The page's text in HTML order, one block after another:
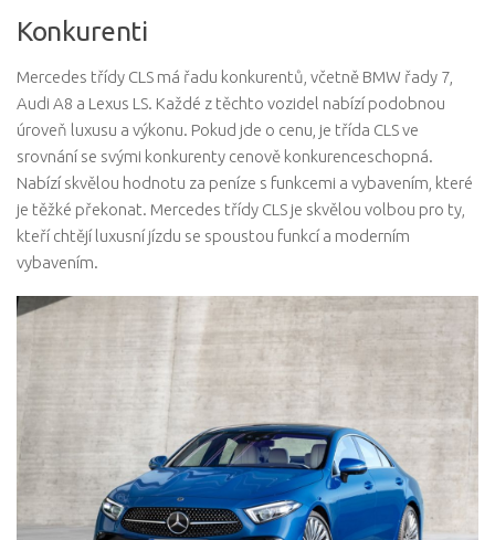
Konkurenti
Mercedes třídy CLS má řadu konkurentů, včetně BMW řady 7,
Audi A8 a Lexus LS. Každé z těchto vozidel nabízí podobnou
úroveň luxusu a výkonu. Pokud jde o cenu, je třída CLS ve
srovnání se svými konkurenty cenově konkurenceschopná.
Nabízí skvělou hodnotu za peníze s funkcemi a vybavením, které
je těžké překonat. Mercedes třídy CLS je skvělou volbou pro ty,
kteří chtějí luxusní jízdu se spoustou funkcí a moderním
vybavením.